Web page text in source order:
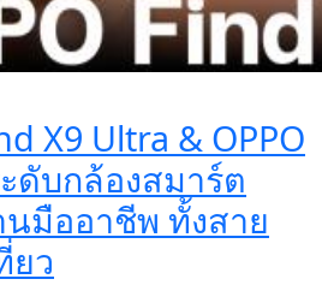
X9 Ultra & OPPO
ดับกล้องสมาร์ต
มืออาชีพ ทั้งสาย
ยว